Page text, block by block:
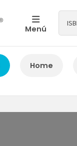
Menú
Home